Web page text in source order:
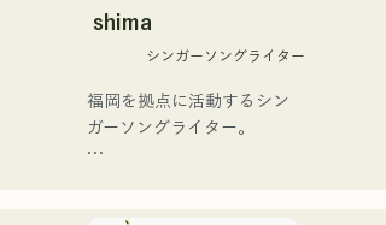
それらの楽曲を揃えた自身
初のフルアルバム「ONE
2025.12.31にリリースし、
iTunesカントリーアルバム
12月より、山口県の地元イ
地元音楽イベントやライブ
ハウスを中心にパフォーマ
ンスをしている。
shima
シンガーソングライター
福岡を拠点に活動するシン
ガーソングライター。